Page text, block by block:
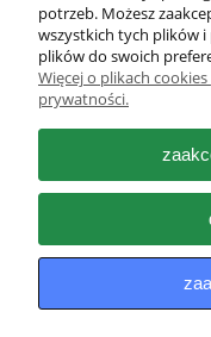
potrzeb. Możesz
wszystkich tych plików
plików do swoich
Więcej o plikach
prywatności.